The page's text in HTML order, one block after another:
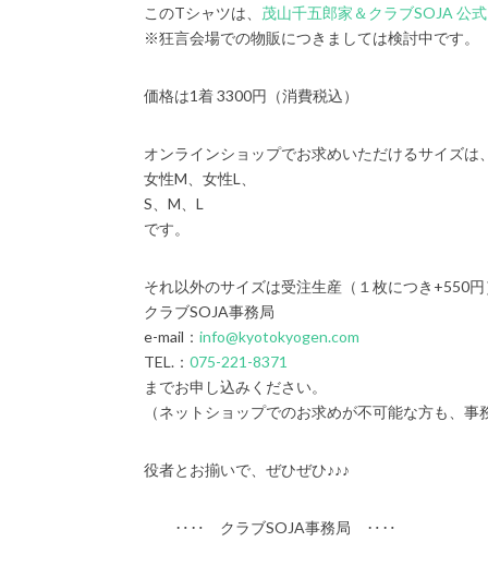
このTシャツは、 茂山千五郎家＆クラブSOJA 公
※狂言会場での物販につきましては検討中です。
価格は1着 3300円（消費税込）
オンラインショップでお求めいただけるサイズは
女性M、女性L、
S、M、L
です。
それ以外のサイズは受注生産（１枚につき+550
クラブSOJA事務局
e-mail： info@kyotokyogen.com
TEL.： 075-221-8371
までお申し込みください。
（ネットショップでのお求めが不可能な方も、
役者とお揃いで、ぜひぜひ♪♪♪
‥‥ クラブSOJA事務局 ‥‥